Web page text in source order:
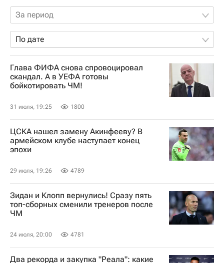
За период
По дате
Глава ФИФА снова спровоцировал
скандал. А в УЕФА готовы
бойкотировать ЧМ!
31 июля, 19:25 1800
ЦСКА нашел замену Акинфееву? В
армейском клубе наступает конец
эпохи
29 июля, 19:26 4789
Зидан и Клопп вернулись! Сразу пять
топ-сборных сменили тренеров после
ЧМ
24 июля, 20:00 4781
Два рекорда и закупка "Реала": какие